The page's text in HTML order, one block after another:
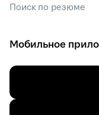
Поиск по резюме
Мобильное